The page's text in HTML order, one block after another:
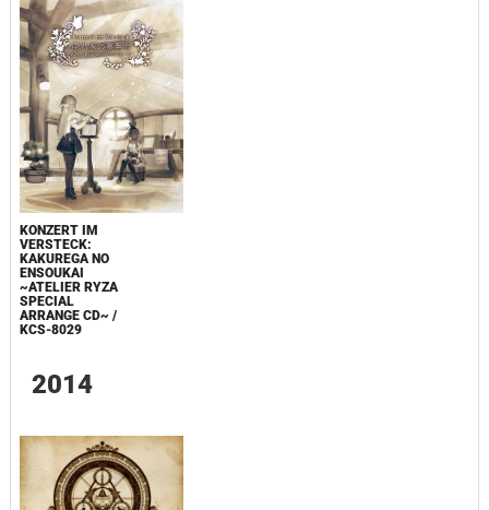
KONZERT IM
VERSTECK:
KAKUREGA NO
ENSOUKAI
~ATELIER RYZA
SPECIAL
ARRANGE CD~ /
KCS-8029
2014